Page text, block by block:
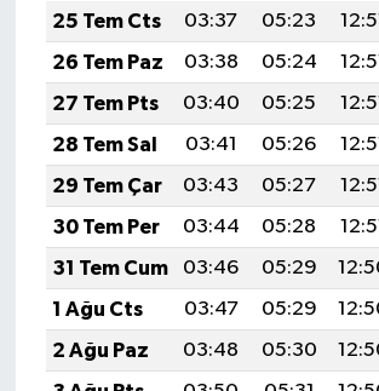
25 Tem Cts
03:37 05:23
26 Tem Paz
03:38 05:24
27 Tem Pts
03:40 05:25
28 Tem Sal
03:41 05:26
29 Tem Çar
03:43 05:27
30 Tem Per
03:44 05:28
31 Tem Cum
03:46 05:29
1 Ağu Cts
03:47 05:29
2 Ağu Paz
03:48 05:30